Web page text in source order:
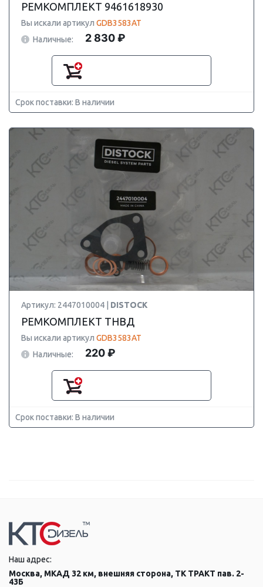
РЕМКОМПЛЕКТ 9461618930
Вы искали артикул GDB3583AT
Наличные:
2 830 ₽
Срок поставки: В наличии
Артикул: 2447010004 | DISTOCK
РЕМКОМПЛЕКТ ТНВД
Вы искали артикул GDB3583AT
Наличные:
220 ₽
Срок поставки: В наличии
Наш адрес:
Москва, МКАД 32 км, внешняя сторона, ТК ТРАКТ пав. 2-
43Б